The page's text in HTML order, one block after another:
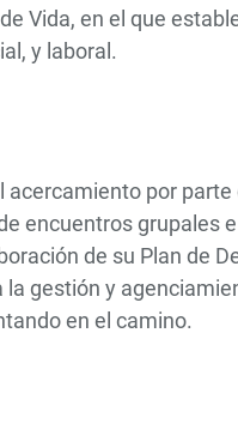
Vida, en el que
y laboral.
por
encuentros grupales
de su Plan de
gestión y
en el camino.